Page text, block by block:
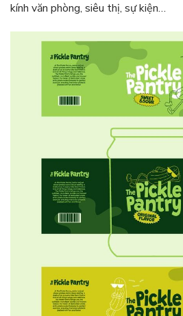
kính văn phòng, siêu thị, sự kiện…